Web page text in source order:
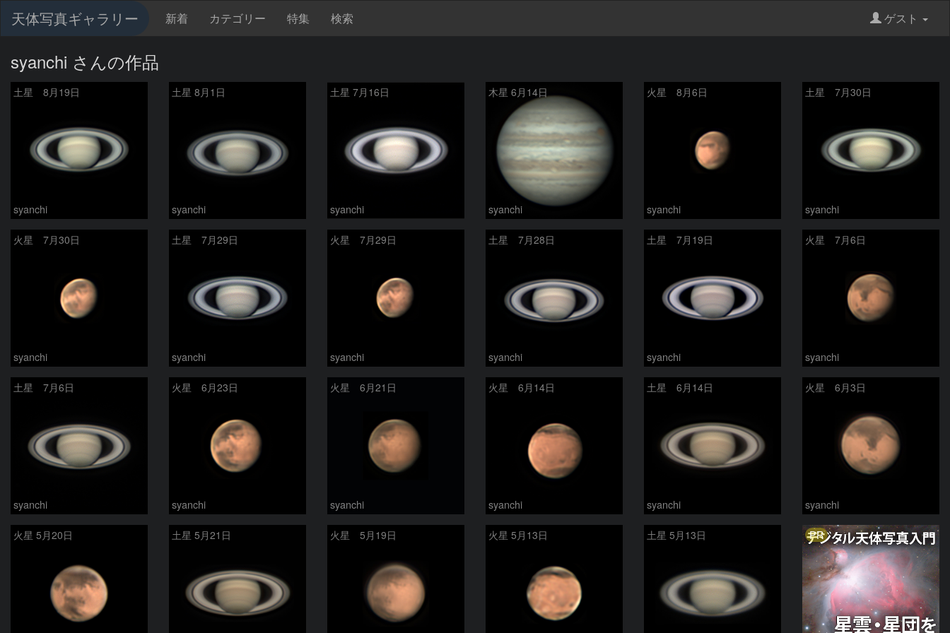
天体写真ギャラリー 新着 カテゴリー 特集 検索 ゲスト
syanchi さんの作品
土星 8月19日
syanchi
土星 8月1日
syanchi
土星 7月16日
syanchi
木星 6月14日
syanchi
火星 8月6日
syanchi
土星 7月30日
syanchi
火星 7月30日
syanchi
土星 7月29日
syanchi
火星 7月29日
syanchi
土星 7月28日
syanchi
土星 7月19日
syanchi
火星 7月6日
syanchi
土星 7月6日
syanchi
火星 6月23日
syanchi
火星 6月21日
syanchi
火星 6月14日
syanchi
土星 6月14日
syanchi
火星 6月3日
syanchi
火星 5月20日 土星 5月21日 火星 5月19日 火星 5月13日 土星 5月13日 PR